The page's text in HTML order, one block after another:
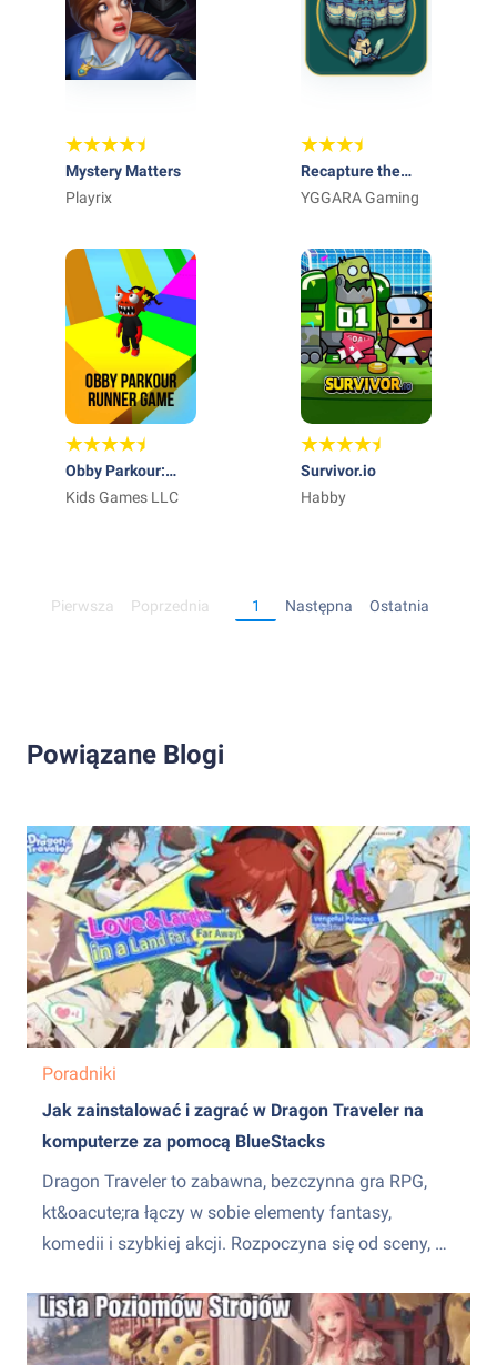
Mystery Matters
Playrix
Recapture the
Castle
YGGARA Gaming
Obby Parkour:
Runner Game
Kids Games LLC
Survivor.io
Habby
Pierwsza Poprzednia 1 Następna Ostatnia
Powiązane Blogi
Poradniki
Jak zainstalować i zagrać w Dragon Traveler na
komputerze za pomocą BlueStacks
Dragon Traveler to zabawna, bezczynna gra RPG,
kt&oacute;ra łączy w sobie elementy fantasy,
komedii i szybkiej akcji. Rozpoczyna się od sceny, w
jaskini smoka, by odkryć, że
&bdquo;przerażający&rdquo; smok jest leniwy i